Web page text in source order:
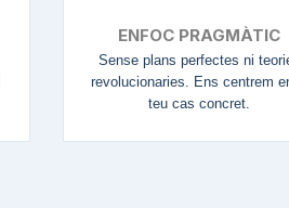
ENFOC PRAGMÀTIC
Sense plans perfectes ni
revolucionaries. Ens centrem
teu cas concret.